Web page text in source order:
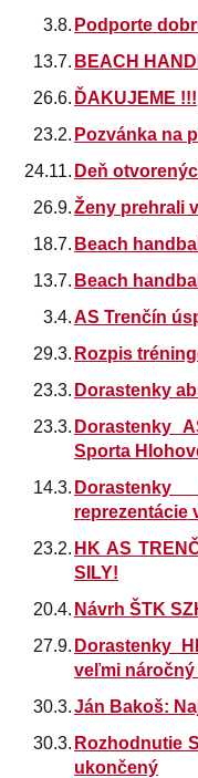
3.8. Podporte
13.7. BEACH
26.6. ĎAKUJEME !!!
23.2. Pozvánka na
24.11. Deň
26.9.Ženy prehrali
18.7. Beach
13.7. Beach
3.4.AS Trenčín
29.3. Rozpis
23.3. Dorastenky
23.3. Dorastenky
Sporta
14.3.
reprezentácie
23.2. HK AS
SILY!
20.4. Návrh ŠTK
27.9. Dorastenky
veľmi náročný
30.3.Ján Bakoš:
30.3. Rozhodnutie
ukončený